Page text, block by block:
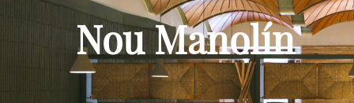
Nou Manolín